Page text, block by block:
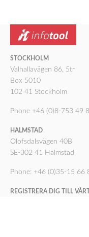
STOCKHOLM
Valhallavägen 86, 5tr
Box 5010
102 41 Stockholm
Phone +46 (0)8-753 49
HALMSTAD
Olofsdalsvägen 40B
SE-302 41 Halmstad
Phone: +46 (0)35-15 66
REGISTRERA DIG TILL